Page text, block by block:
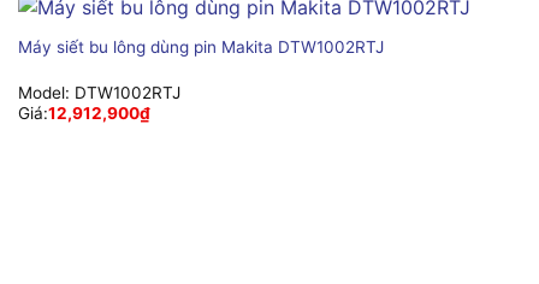
Máy siết bu lông dùng pin Makita DTW1002RTJ
Model: DTW1002RTJ
Giá:12,912,900₫